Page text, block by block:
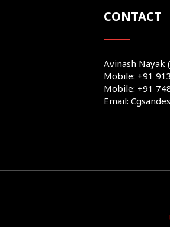
CONTACT
Avinash
Mobile: +91
Mobile: +91
Email: